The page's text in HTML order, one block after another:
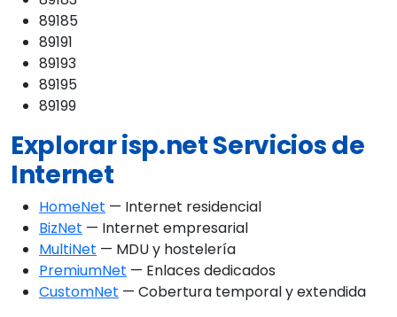
89185
89191
89193
89195
89199
Explorar isp.net Servicios de
Internet
HomeNet — Internet residencial
BizNet — Internet empresarial
MultiNet — MDU y hostelería
PremiumNet — Enlaces dedicados
CustomNet — Cobertura temporal y extendida